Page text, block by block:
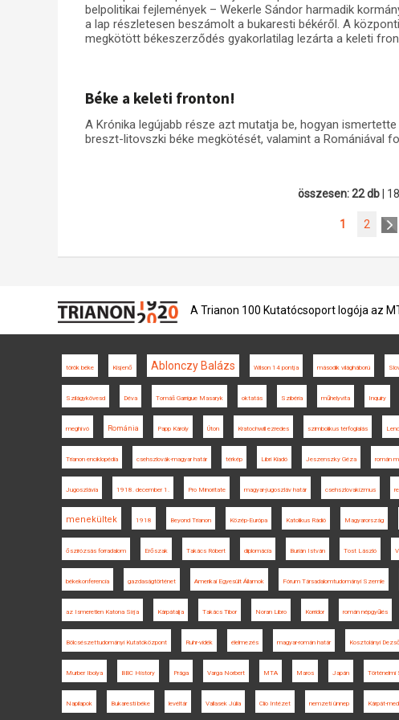
belpolitikai fejlemények – Wekerle Sándor harmadik
a lap részletesen beszámolt a bukaresti békéről. A
megkötött békeszerződés gyakorlatilag lezárta a keleti
Béke a keleti fronton!
A Krónika legújabb része azt mutatja be, hogyan
breszt-litovszki béke megkötését, valamint a Romániával
összesen: 22 db |
1 2
A Trianon 100 Kutatócsoport logója az
török béke Kisjenő Ablonczy Balázs Wilson 14 pontja második világháború
Szilágykövesd Déva Tomáš Garrigue Masaryk oktatás Szibéria műhelyvita Inquiry
meghívó Románia Papp Károly Úton Kratochwill ezredes szimbolikus térfoglalás
Trianon enciklopédia csehszlovák-magyar határ térkép Libri Kiadó Jeszenszky Géza román
Jugoszlávia 1918. december 1. Pro Minoritate magyar-jugoszláv határ csehszlovakizmus
menekültek 1918 Beyond Trianon Közép-Európa Katolikus Rádió Magyarország
őszirózsás forradalom Erőszak Takács Róbert diplomácia Burián István Tost László
békekonferencia gazdaságtörténet Amerikai Egyesült Államok Fórum Társadalomtudományi Szemle
az Ismeretlen Katona Sírja Kárpátalja Takács Tibor Noran Libro Korridor román népgyűlés
Bölcsészettudományi Kutatóközpont Ruhr-vidék élelmezés magyar-román határ Kosztolányi
Murber Ibolya BBC History Prága Varga Norbert MTA Maros Japán Történelmi
Napilapok Bukaresti béke levéltár Vallasek Júlia Clio Intézet nemzeti ünnep Kárpát-